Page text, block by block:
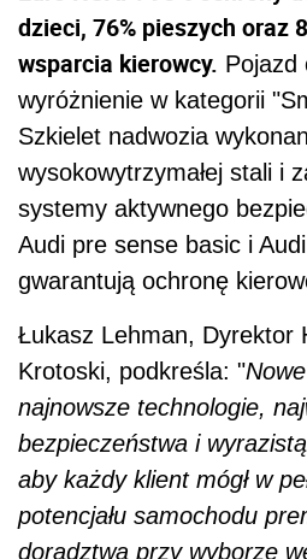
dzieci, 76% pieszych oraz
wsparcia kierowcy. Pojazd
wyróżnienie w kategorii
Szkielet nadwozia
wysokowytrzymałej stali i
systemy aktywnego
Audi pre sense basic i
gwarantują ochronę
Łukasz Lehman, Dyrektor
Krotoski, podkreśla: "
najnowsze technologie,
bezpieczeństwa i
aby każdy klient mógł w
potencjału samochodu
doradztwa przy wyborze